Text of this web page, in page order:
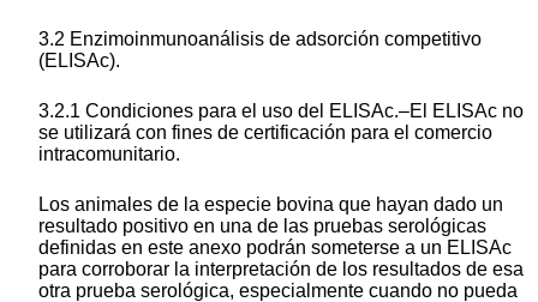
3.2 Enzimoinmunoanálisis de adsorción competitivo
(ELISAc).
3.2.1 Condiciones para el uso del ELISAc.–El ELISAc no
se utilizará con fines de certificación para el comercio
intracomunitario.
Los animales de la especie bovina que hayan dado un
resultado positivo en una de las pruebas serológicas
definidas en este anexo podrán someterse a un ELISAc
para corroborar la interpretación de los resultados de esa
otra prueba serológica, especialmente cuando no pueda